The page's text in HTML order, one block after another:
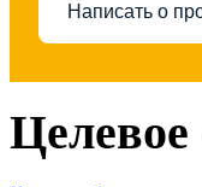
Написать о
Целевое